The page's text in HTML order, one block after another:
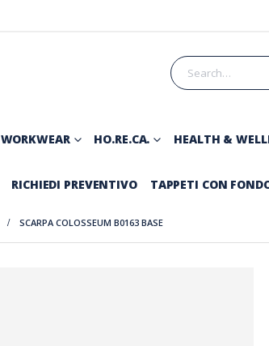
WORKWEAR HO.RE.CA. HEALTH &
RICHIEDI PREVENTIVO TAPPETI CON
SCARPA COLOSSEUM B0163 BASE